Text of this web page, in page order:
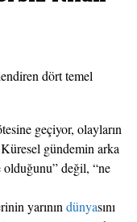
dört temel
geçiyor, olayların
Küresel gündemin arka
olduğunu” değil, “ne
yarınındünyasını